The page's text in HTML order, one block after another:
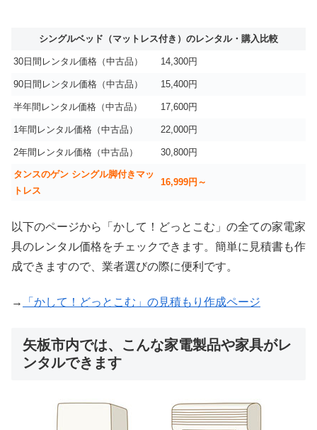
シングルベッド（マットレス付き）のレンタル・購入比較
30日間レンタル価格（中古品） 14,300円
90日間レンタル価格（中古品） 15,400円
半年間レンタル価格（中古品） 17,600円
1年間レンタル価格（中古品） 22,000円
2年間レンタル価格（中古品） 30,800円
タンスのゲン シングル脚付きマッ
トレス
16,999円～
以下のページから「かして！どっとこむ」の全ての家電家
具のレンタル価格をチェックできます。簡単に見積書も作
成できますので、業者選びの際に便利です。
→ 「かして！どっとこむ」の見積もり作成ページ
矢板市内では、こんな家電製品や家具がレ
ンタルできます